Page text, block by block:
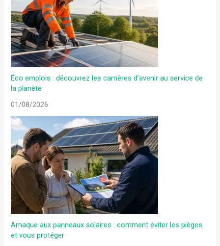
Éco emplois : découvrez les carrières d’avenir au service de
la planète
01/08/2026
Arnaque aux panneaux solaires : comment éviter les pièges
et vous protéger